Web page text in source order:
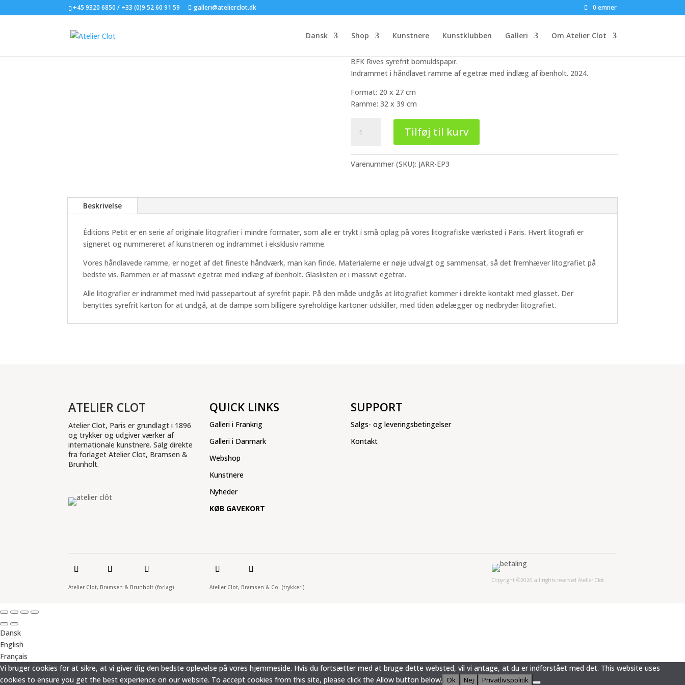
+45 9320 6850 / +33 (0)9 52 60 91 59 galleri@atelierclot.dk 0 emner
Dansk Shop Kunstnere Kunstklubben Galleri Om Atelier Clot
Silvère Jarrosson – Éditions Petit #3
2.200,00kr.
BFK Rives syrefrit bomuldspapir.
Indrammet i håndlavet ramme af egetræ med indlæg af ibenholt. 2024.
Format: 20 x 27 cm
Ramme: 32 x 39 cm
Jarrosson
Tilføj til kurv
Varenummer (SKU): JARR-EP3
Beskrivelse
Éditions Petit er en serie af originale litografier i mindre formater, som alle er trykt i små oplag på vores litografiske værksted i Paris. Hvert litografi er
signeret og nummereret af kunstneren og indrammet i eksklusiv ramme.
Vores håndlavede ramme, er noget af det fineste håndværk, man kan finde. Materialerne er nøje udvalgt og sammensat, så det fremhæver litografiet på
bedste vis. Rammen er af massivt egetræ med indlæg af ibenholt. Glaslisten er i massivt egetræ.
Alle litografier er indrammet med hvid passepartout af syrefrit papir. På den måde undgås at litografiet kommer i direkte kontakt med glasset. Der
benyttes syrefrit karton for at undgå, at de dampe som billigere syreholdige kartoner udskiller, med tiden ødelægger og nedbryder litografiet.
ATELIER CLOT
Atelier Clot, Paris er grundlagt i 1896
og trykker og udgiver værker af
internationale kunstnere. Salg direkte
fra forlaget Atelier Clot, Bramsen &
Brunholt.
QUICK LINKS
Galleri i Frankrig
Galleri i Danmark
Webshop
Kunstnere
Nyheder
KØB GAVEKORT
SUPPORT
Salgs- og leveringsbetingelser
Kontakt
Atelier Clot, Bramsen & Brunholt (forlag) Atelier Clot, Bramsen & Co. (trykkeri)
Copyright ©2026 all rights reserved Atelier Clot
Dansk
English
Français
Vi bruger cookies for at sikre, at vi giver dig den bedste oplevelse på vores hjemmeside. Hvis du fortsætter med at bruge dette websted, vil vi antage, at du er indforstået med det. This website uses
cookies to ensure you get the best experience on our website. To accept cookies from this site, please click the Allow button below. Ok Nej Privatlivspolitik